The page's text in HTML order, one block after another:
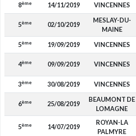
8ème 14/11/2019 VINCENNES
5ème 02/10/2019
MESLAY-DU-
MAINE
5ème 19/09/2019 VINCENNES
4ème 09/09/2019 VINCENNES
3ème 30/08/2019 VINCENNES
6ème 25/08/2019
BEAUMONT DE
LOMAGNE
5ème 14/07/2019
ROYAN-LA
PALMYRE